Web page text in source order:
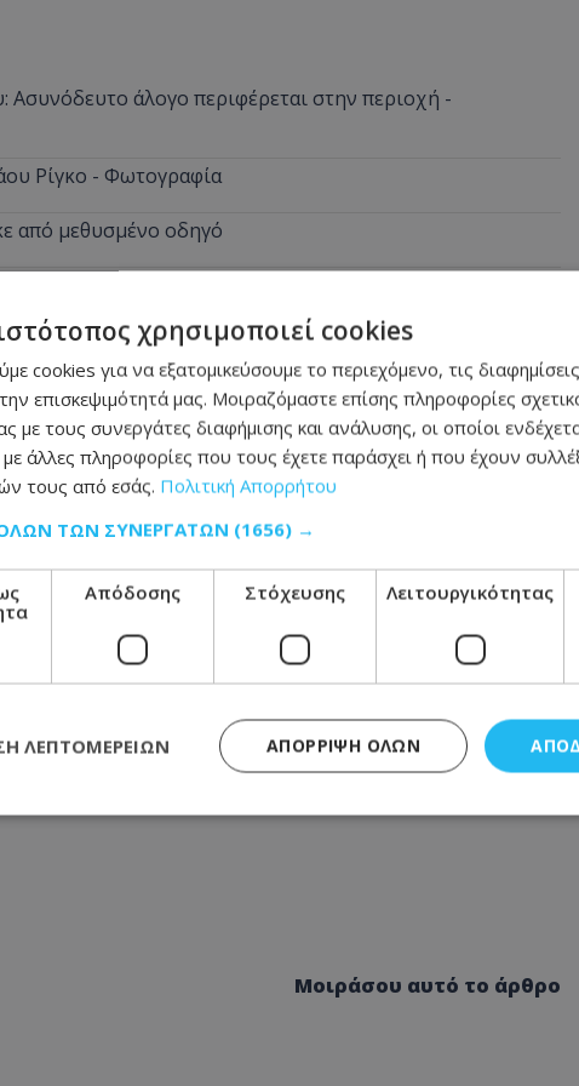
άλογο περιφέρεται στην περιοχή -
Ρίγκο - Φωτογραφία
από μεθυσμένο οδηγό
αναφορές για πολλούς νεκρούς
νύχτες πριν από τον ύπνο
Μοιράσου αυτό το άρθρο
χρησιμοποιεί cookies
cookies για να εξατομικεύσουμε το περιεχόμενο, τις
επισκεψιμότητά μας. Μοιραζόμαστε επίσης πληροφορίες
με τους συνεργάτες διαφήμισης και ανάλυσης, οι οποίοι
άλλες πληροφορίες που τους έχετε παράσχει ή που έχουν
τους από εσάς. Πολιτική Απορρήτου
ΤΩΝ ΣΥΝΕΡΓΑΤΏΝ (1656) →
Απόδοσης Στόχευσης Λειτουργικότητας
ΑΠΌΡΡΙΨΗ ΌΛΩΝ
ΛΕΠΤΟΜΕΡΕΙΏΝ
Αυτό το cookie